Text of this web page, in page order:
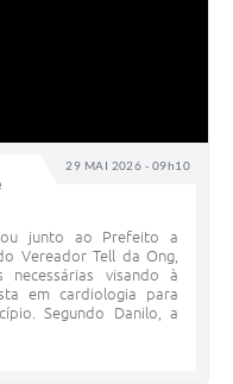
29 MAI 2026 - 09h10
junto ao Prefeito a
Vereador Tell da Ong,
visando à
em cardiologia para
Segundo Danilo, a